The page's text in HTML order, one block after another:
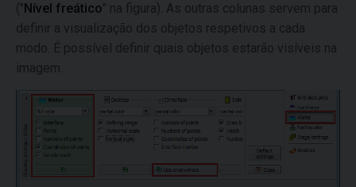
("Nível freático" na figura). As outras colunas servem para
definir a visualização dos objetos respetivos a cada
modo. É possível definir quais objetos estarão visíveis na
imagem.